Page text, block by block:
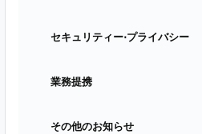
セキュリティー⋅プライバシー
業務提携
その他のお知らせ